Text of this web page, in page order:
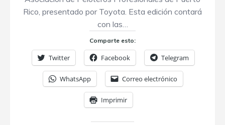
Rico, presentado por Toyota. Esta edición contará
con las…
Comparte esto:
Twitter Facebook Telegram
WhatsApp Correo electrónico
Imprimir